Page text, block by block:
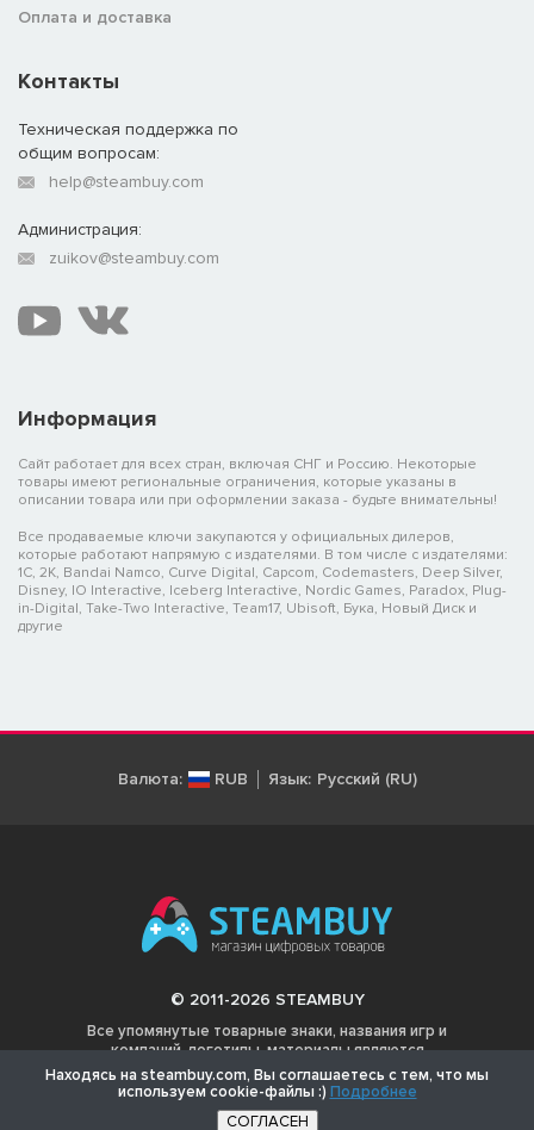
Оплата и доставка
Информация
Сайт работает для всех стран, включая СНГ и Россию. Некоторые
товары имеют региональные ограничения, которые указаны в
описании товара или при оформлении заказа - будьте внимательны!
Все продаваемые ключи закупаются у официальных дилеров,
которые работают напрямую с издателями. В том числе с издателями:
1C, 2K, Bandai Namco, Curve Digital, Capcom, Codemasters, Deep Silver,
Disney, IO Interactive, Iceberg Interactive, Nordic Games, Paradox, Plug-
in-Digital, Take-Two Interactive, Team17, Ubisoft, Бука, Новый Диск и
другие
Контакты
Техническая поддержка по
общим вопросам:
help@steambuy.com
Администрация:
zuikov@steambuy.com
Валюта: RUB Язык: Русский (RU)
© 2011-2026 STEAMBUY
Все упомянутые товарные знаки, названия игр и
компаний, логотипы, материалы являются
собственностью соответствующих владельцев.
Находясь на steambuy.com, Вы соглашаетесь с тем, что мы
используем cookie-файлы :) Подробнее